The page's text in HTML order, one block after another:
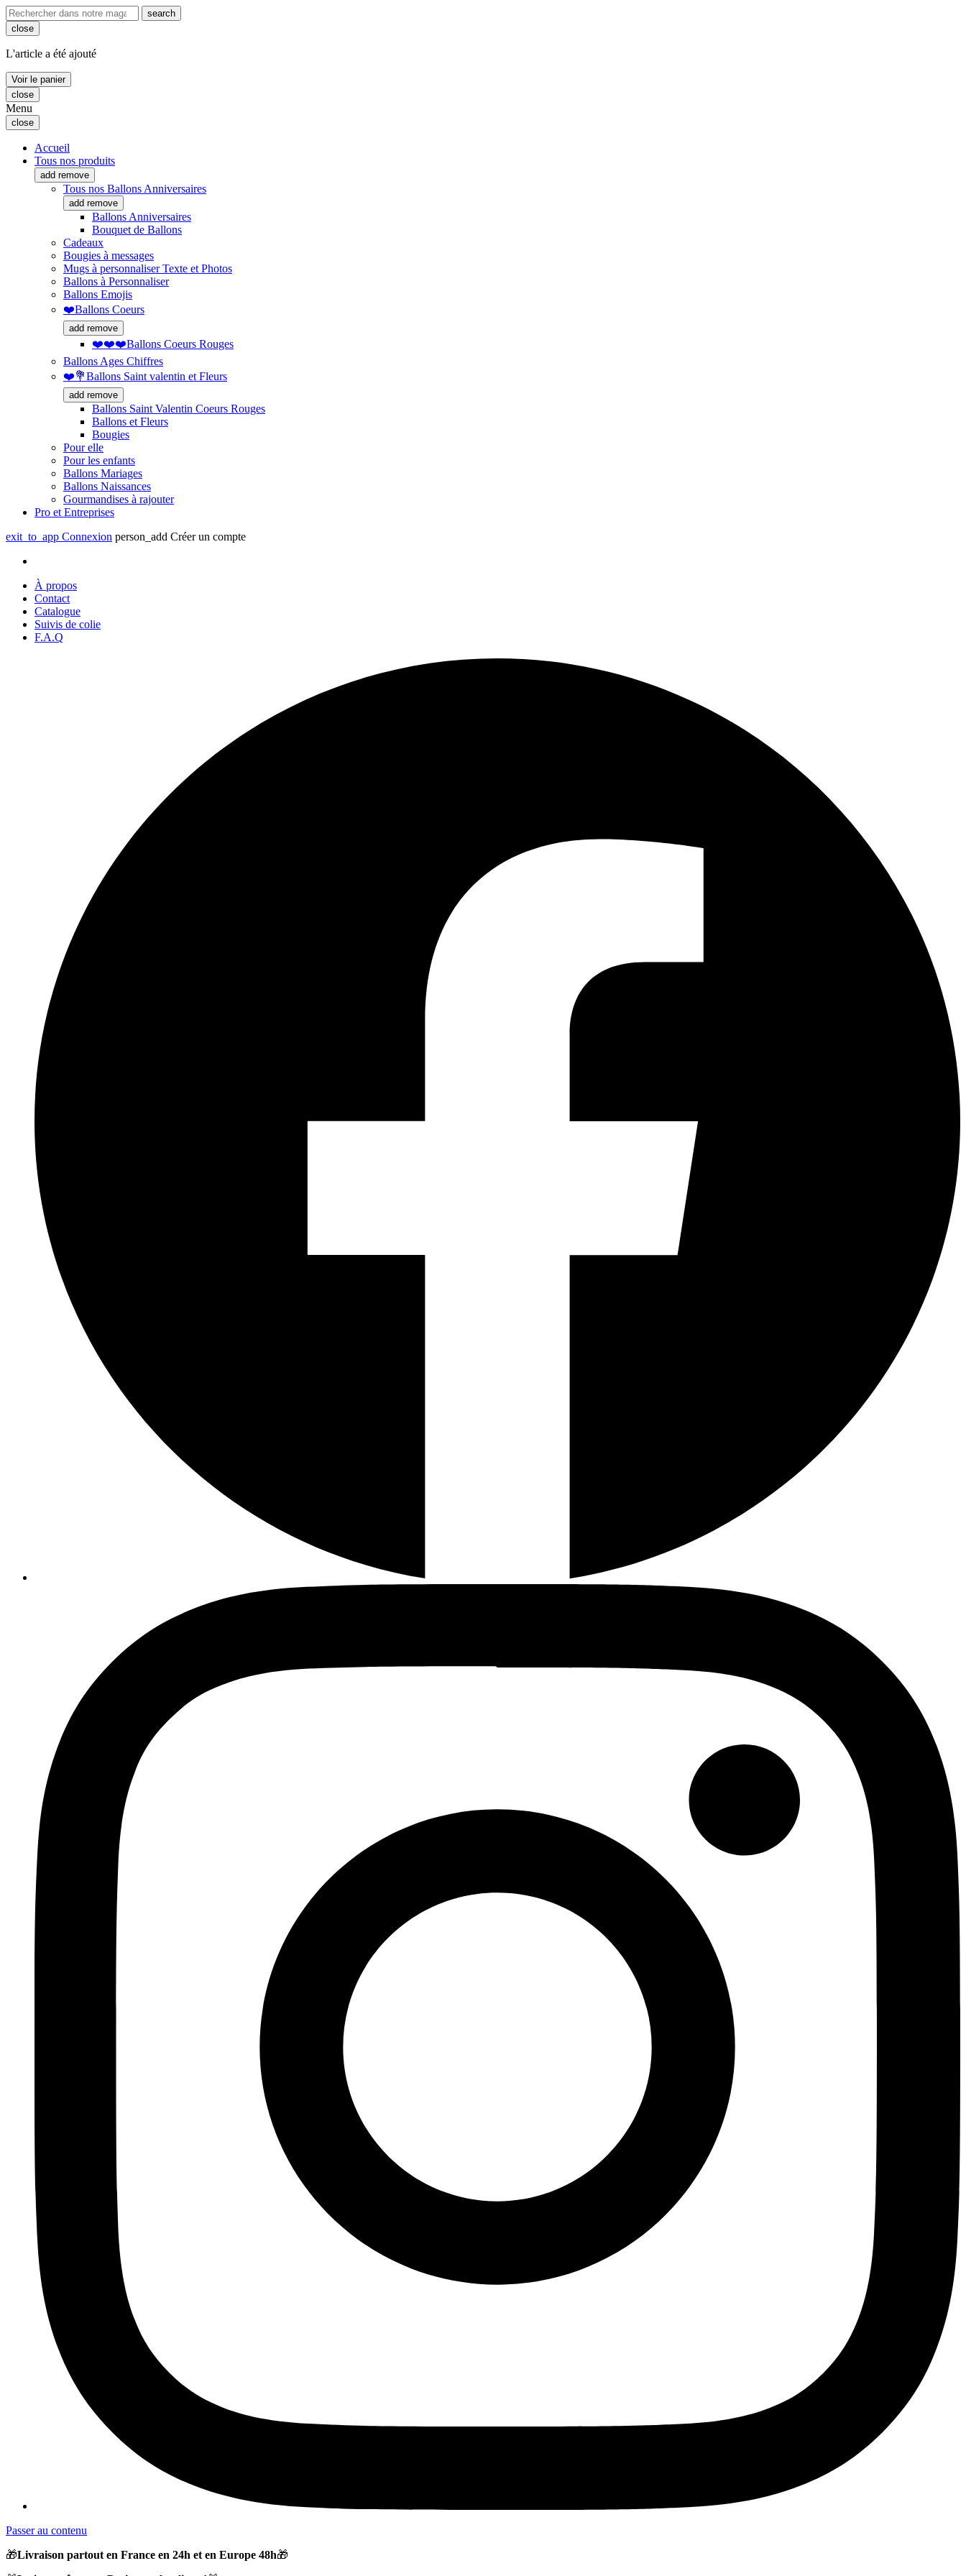
search
close
L'article a été ajouté
Voir le panier
close
Menu
close
Accueil
Tous nos produits
add remove
Tous nos Ballons Anniversaires
add remove
Ballons Anniversaires
Bouquet de Ballons
Cadeaux
Bougies à messages
Mugs à personnaliser Texte et Photos
Ballons à Personnaliser
Ballons Emojis
❤️Ballons Coeurs
add remove
❤️❤️❤️Ballons Coeurs Rouges
Ballons Ages Chiffres
❤️💐Ballons Saint valentin et Fleurs
add remove
Ballons Saint Valentin Coeurs Rouges
Ballons et Fleurs
Bougies
Pour elle
Pour les enfants
Ballons Mariages
Ballons Naissances
Gourmandises à rajouter
Pro et Entreprises
exit_to_app Connexion person_add Créer un compte
À propos
Contact
Catalogue
Suivis de colie
F.A.Q
Passer au contenu
🎁Livraison partout en France en 24h et en Europe 48h🎁